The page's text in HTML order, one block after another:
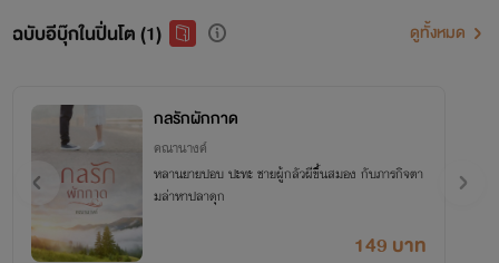
ฉบับอีบุ๊กในปิ่นโต (1) ดูทั้งหมด
กลรักผักกาด
คณานางค์
หลานยายปอบ ปะทะ ชายผู้กลัวผีขึ้นสมอง กับภารกิจตา
มล่าหาปลาดุก
149 บาท